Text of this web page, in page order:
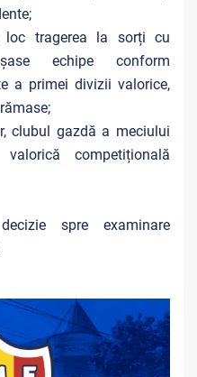
tragerea la sorți cu
echipe conform
a primei divizii valorice,
clubul gazdă a meciului
competițională
spre examinare